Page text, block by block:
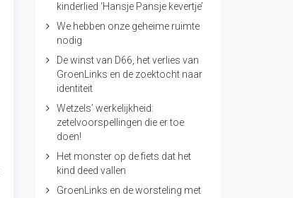
kinderlied ‘Hansje Pansje kevertje’
We hebben onze geheime ruimte
nodig
De winst van D66, het verlies van
GroenLinks en de zoektocht naar
identiteit
Wetzels’ werkelijkheid:
zetelvoorspellingen die er toe
doen!
Het monster op de fiets dat het
kind deed vallen
GroenLinks en de worsteling met